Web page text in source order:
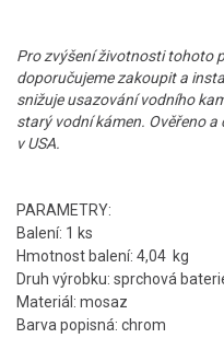
Pro zvýšení životnosti tohoto
doporučujeme zakoupit a
snižuje usazování vodního
starý vodní kámen. Ověřeno
v USA.
PARAMETRY:
Balení: 1 ks
Hmotnost balení: 4,04 kg
Druh výrobku: sprchová
Materiál: mosaz
Barva popisná: chrom